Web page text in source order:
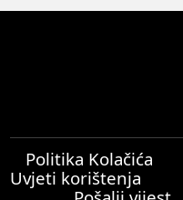
Politika Kolačića
Uvjeti korištenja